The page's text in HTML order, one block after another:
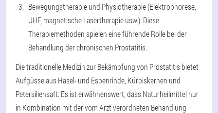
Bewegungstherapie und Physiotherapie (Elektrophorese,
UHF, magnetische Lasertherapie usw.). Diese
Therapiemethoden spielen eine führende Rolle bei der
Behandlung der chronischen Prostatitis.
Die traditionelle Medizin zur Bekämpfung von Prostatitis bietet
Aufgüsse aus Hasel- und Espenrinde, Kürbiskernen und
Petersiliensaft. Es ist erwähnenswert, dass Naturheilmittel nur
in Kombination mit der vom Arzt verordneten Behandlung